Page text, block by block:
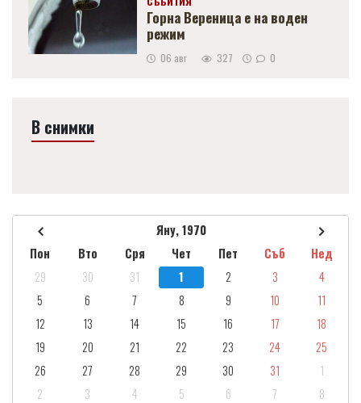
Горна Вереница е на воден
режим
06 авг 327 0
В снимки
Яну, 1970
Пон
Вто Сря Чет Пет Съб
Нед
29
30 31 1 2 3
4
5
6 7 8 9 10
11
12
13 14 15 16 17
18
19
20 21 22 23 24
25
26
27 28 29 30 31
1
2
3 4 5 6 7
8